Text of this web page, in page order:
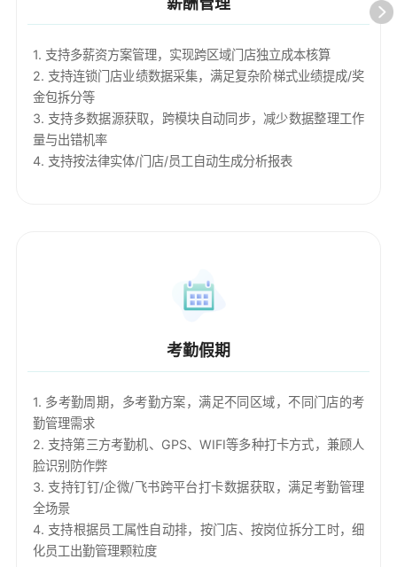
1. 支持多薪资方案管理，实现跨区域门店独立成本核算
2. 支持连锁门店业绩数据采集，满足复杂阶梯式业绩提成/奖
金包拆分等
3. 支持多数据源获取，跨模块自动同步，减少数据整理工作
量与出错机率
4. 支持按法律实体/门店/员工自动生成分析报表
考勤假期
1. 多考勤周期，多考勤方案，满足不同区域，不同门店的考
勤管理需求
2. 支持第三方考勤机、GPS、WIFI等多种打卡方式，兼顾人
脸识别防作弊
3. 支持钉钉/企微/飞书跨平台打卡数据获取，满足考勤管理
全场景
4. 支持根据员工属性自动排，按门店、按岗位拆分工时，细
化员工出勤管理颗粒度